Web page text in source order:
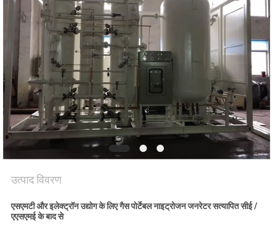
NEWS
SITEMAP
गोपनीयता
नीति
उत्पाद विवरण
एसएमटी और इलेक्ट्रॉन उद्योग के लिए गैस पोर्टेबल नाइट्रोजन जनरेटर सत्यापित सीई /
एएसएमई के बाद से